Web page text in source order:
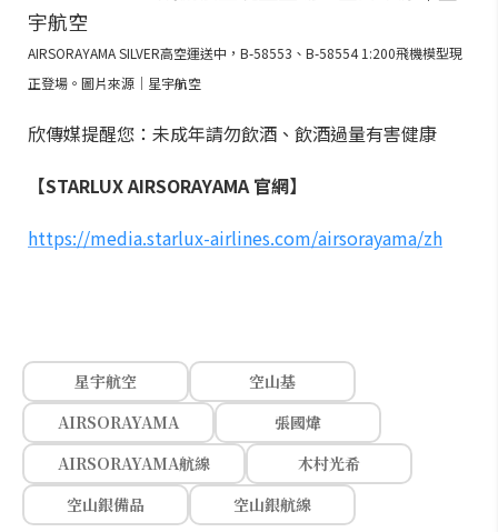
AIRSORAYAMA SILVER高空運送中，B-58553、B-58554 1:200飛機模型現
正登場。圖片來源｜星宇航空
欣傳媒提醒您：未成年請勿飲酒、飲酒過量有害健康
【STARLUX AIRSORAYAMA 官網】
https://media.starlux-airlines.com/airsorayama/zh
星宇航空
空山基
AIRSORAYAMA
張國煒
AIRSORAYAMA航線
木村光希
空山銀備品
空山銀航線